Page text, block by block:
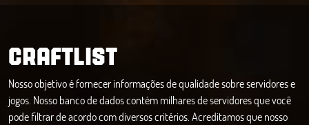
CRAFTLIST
Nosso objetivo é fornecer informações de qualidade sobre servidores e
jogos. Nosso banco de dados contém milhares de servidores que você
pode filtrar de acordo com diversos critérios. Acreditamos que nosso